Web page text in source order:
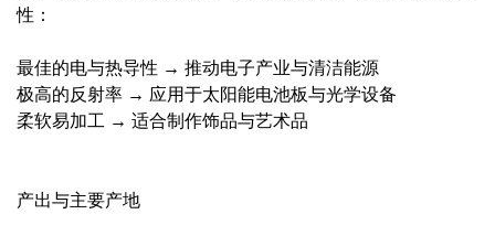
性：
最佳的电与热导性 → 推动电子产业与清洁能源
极高的反射率 → 应用于太阳能电池板与光学设备
柔软易加工 → 适合制作饰品与艺术品
产出与主要产地